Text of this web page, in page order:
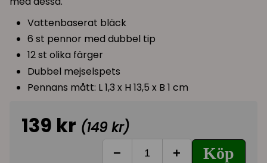
Vattenbaserat bläck
6 st pennor med dubbel tip
12 st olika färger
Dubbel mejselspets
Pennans mått: L 1,3 x H 13,5 x B 1 cm
139 kr (149 kr)
− + Köp